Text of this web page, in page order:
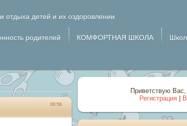
отдыха детей и их оздоровлении
родителей КОМФОРТНАЯ ШКОЛА
08:56
Приветствую Вас,
Регистрация